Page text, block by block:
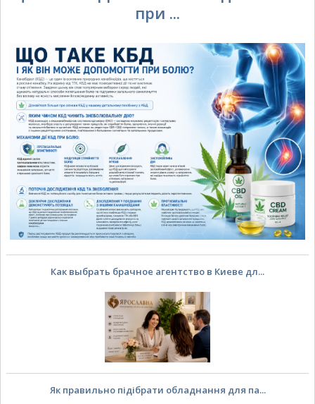
при ...
Как выбрать брачное агентство в Киеве дл...
Як правильно підібрати обладнання для па...